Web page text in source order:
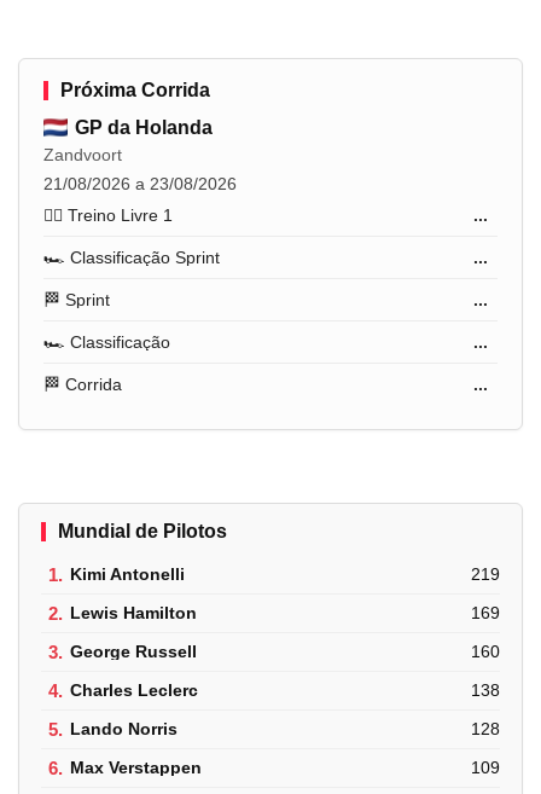
Próxima Corrida
GP da Holanda
Zandvoort
21/08/2026 a 23/08/2026
🏋️‍♂️ Treino Livre 1
...
🏎️ Classificação Sprint ...
🏁 Sprint ...
🏎️ Classificação ...
🏁 Corrida ...
Mundial de Pilotos
1. Kimi Antonelli 219
2. Lewis Hamilton 169
3. George Russell 160
4. Charles Leclerc 138
5. Lando Norris 128
6. Max Verstappen 109